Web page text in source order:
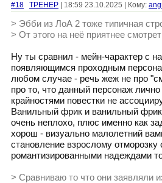
#18 TPEHEP | 18:59 23.10.2025 | Кому:
> Эбби из ЛоА 2 тоже типичная
> От этого на неё приятнее
Ну ты сравнил - мейн-чарактер с
появляющимся проходным
любом случае - речь жеж не про
про то, что данный персонаж
крайностями повестки не
Ванильный фрик и ванильный
очень неплохо, плюс именно как
хорош - визуально малолетний
становление взрослому отморозку
романтизированными надеждами
> Сравниваю то что они заявляли